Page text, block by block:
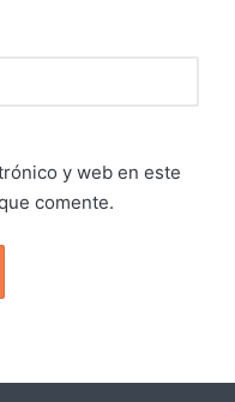
y web en este
comente.